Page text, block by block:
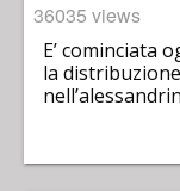
36035 views
E’ cominciata
la